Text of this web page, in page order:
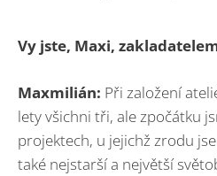
Vy jste, Maxi,
Maxmilián: Při založení
lety všichni tři, ale zpočátku
projektech, u jejichž zrodu
také nejstarší a největší